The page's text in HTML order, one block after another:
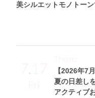
美シルエットモノトー
7.17
Fri
【2026年7
夏の日差し
アクティブ
Theme